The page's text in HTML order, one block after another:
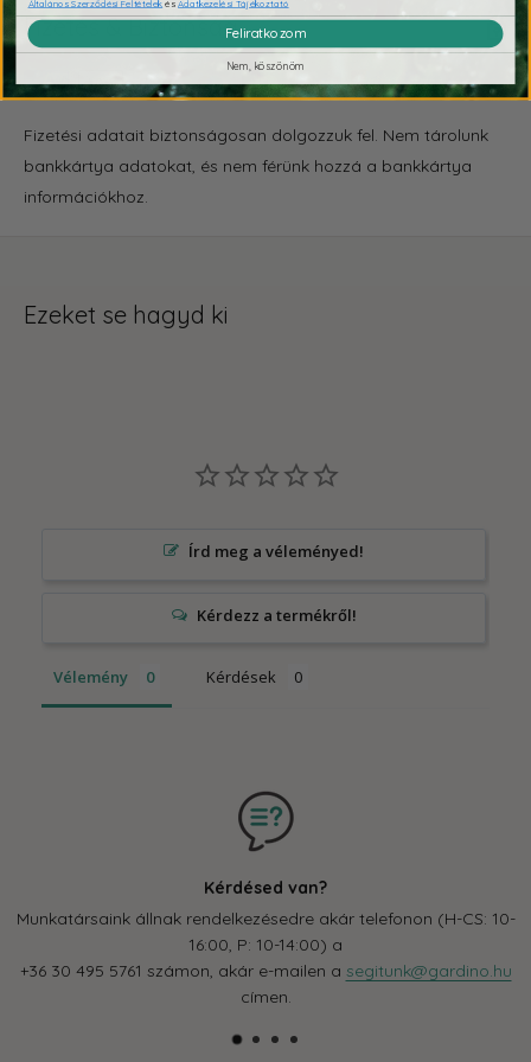
Fizetés & Biztonság
Fizetési adatait biztonságosan dolgozzuk fel. Nem tárolunk
bankkártya adatokat, és nem férünk hozzá a bankkártya
információkhoz.
Ezeket se hagyd ki
Írd meg a véleményed!
Vélemény Kérdések
Kérdésed van?
Munkatársaink állnak rendelkezésedre akár telefonon (H-CS: 10-
16:00, P: 10-14:00) a
+36 30 495 5761 számon, akár e-mailen a segitunk@gardino.hu
címen.
Általános Szerződési FeltételekésAdatkezelési Tájékoztató
Feliratkozom
Nem, köszönöm